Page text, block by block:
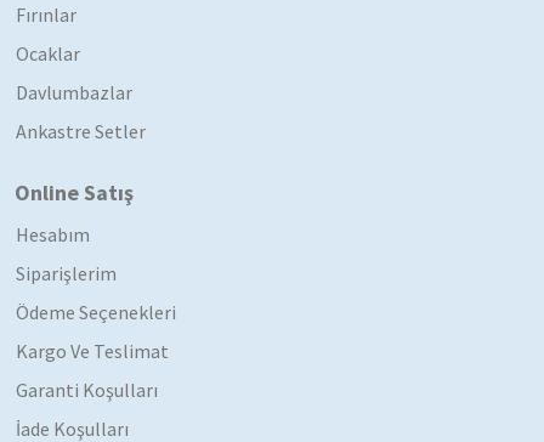
Fırınlar
Ocaklar
Davlumbazlar
Ankastre Setler
Online Satış
Hesabım
Siparişlerim
Ödeme Seçenekleri
Kargo Ve Teslimat
Garanti Koşulları
İade Koşulları